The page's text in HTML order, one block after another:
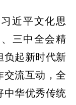
近平文化思
三中全会精
负起新时代新
交流互动，全
中华优秀传统